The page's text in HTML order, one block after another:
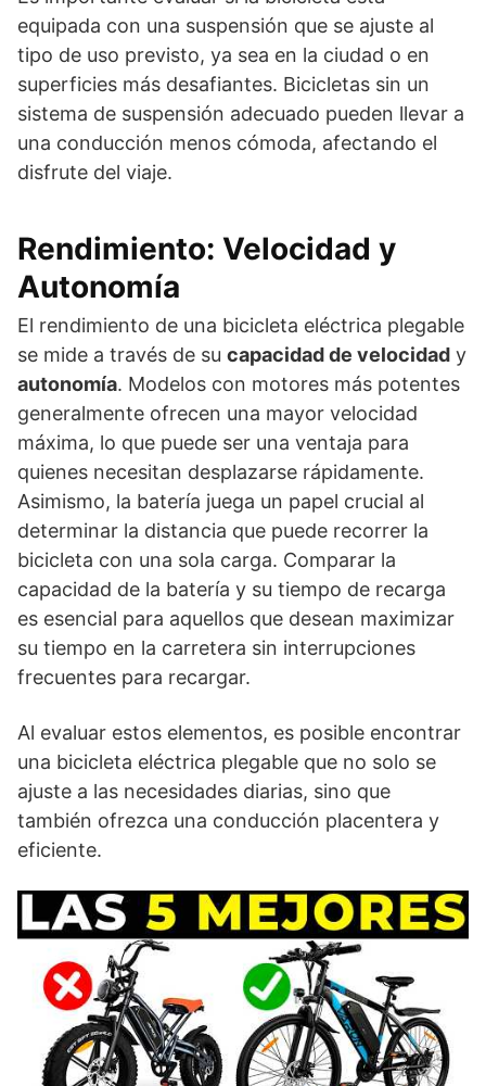
equipada con una suspensión que se ajuste al
tipo de uso previsto, ya sea en la ciudad o en
superficies más desafiantes. Bicicletas sin un
sistema de suspensión adecuado pueden llevar a
una conducción menos cómoda, afectando el
disfrute del viaje.
Rendimiento: Velocidad y
Autonomía
El rendimiento de una bicicleta eléctrica plegable
se mide a través de su capacidad de velocidad y
autonomía. Modelos con motores más potentes
generalmente ofrecen una mayor velocidad
máxima, lo que puede ser una ventaja para
quienes necesitan desplazarse rápidamente.
Asimismo, la batería juega un papel crucial al
determinar la distancia que puede recorrer la
bicicleta con una sola carga. Comparar la
capacidad de la batería y su tiempo de recarga
es esencial para aquellos que desean maximizar
su tiempo en la carretera sin interrupciones
frecuentes para recargar.
Al evaluar estos elementos, es posible encontrar
una bicicleta eléctrica plegable que no solo se
ajuste a las necesidades diarias, sino que
también ofrezca una conducción placentera y
eficiente.